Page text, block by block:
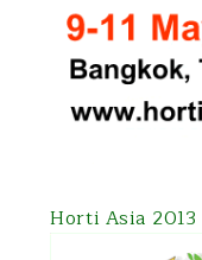
Horti Asia 2013